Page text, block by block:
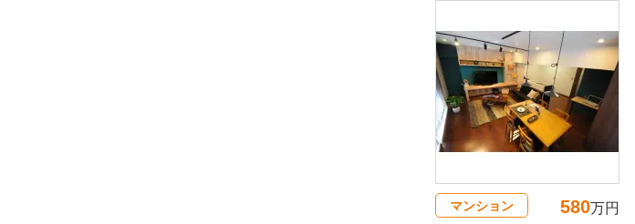
マンション 580万円
洗面所・脱衣所 リビング